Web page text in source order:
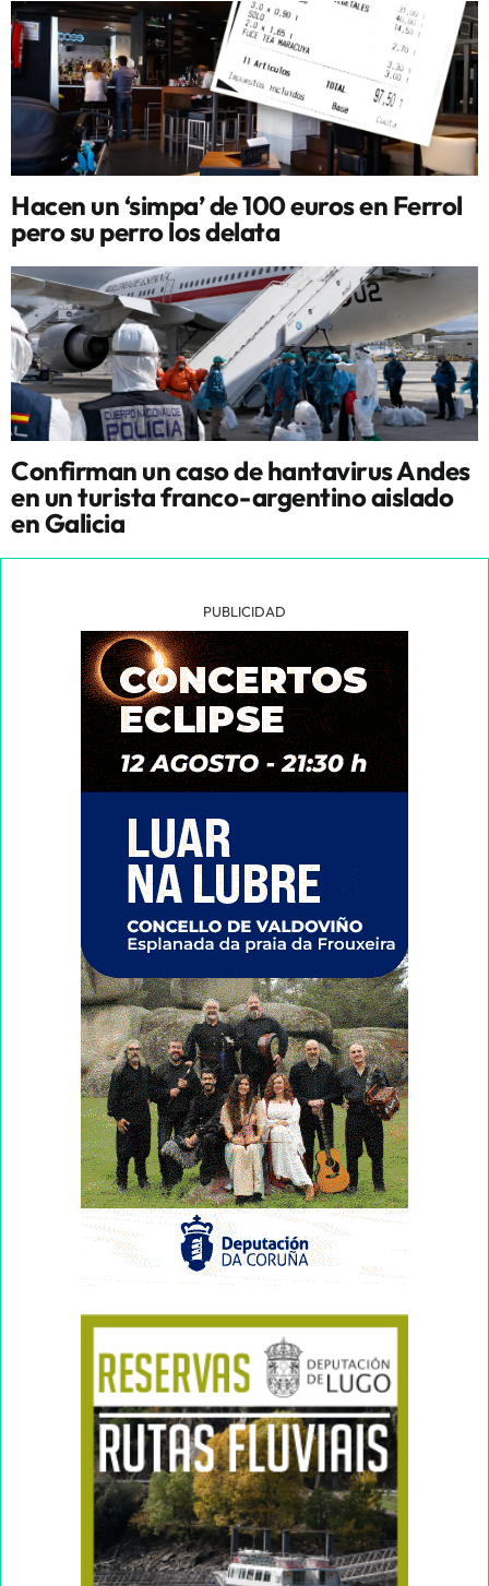
Hacen un ‘simpa’ de 100 euros en Ferrol
pero su perro los delata
Confirman un caso de hantavirus Andes
en un turista franco-argentino aislado
en Galicia
PUBLICIDAD